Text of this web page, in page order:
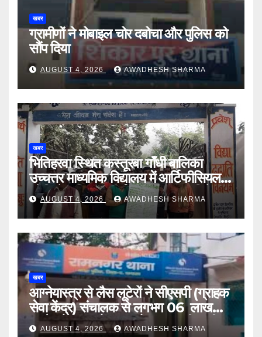
खबर
ग्रामीणों ने मोबाइल चोर दबोचा और पुलिस को
सौंप दिया
AUGUST 4, 2026 AWADHESH SHARMA
खबर
भितिहरवा स्थित कस्तूरबा गाँधी बालिका
उच्चत्तर माध्यमिक विद्यालय में आर्टिफीसियल
इंटेलिजेंस शिक्षण कार्य शीघ्र प्रारंभ : दिनेश
यादव
AUGUST 4, 2026 AWADHESH SHARMA
खबर
आग्नेयास्त्र से लैस लूटेरों ने सीएसपी (ग्राहक
सेवा केंद्र) संचालक से लगभग 06 लाख
रुपये, लैपटॉप, मोबाइल और बाइक की चाबी
AUGUST 4, 2026 AWADHESH SHARMA